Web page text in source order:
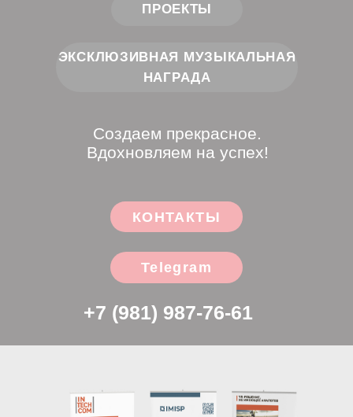
КОНТАКТЫ
+7 (981) 987-76-61